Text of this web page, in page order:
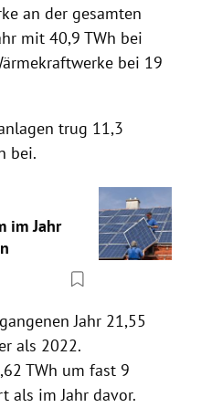
an der gesamten
mit 40,9 TWh bei
bei 19
trug 11,3
bei.
im Jahr
Jahr 21,55
als 2022.
TWh um fast 9
als im Jahr davor.